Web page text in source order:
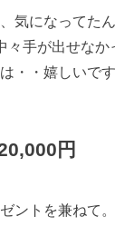
気になってた
々手が出せなか
・・嬉しいです
円
ントを兼ねて